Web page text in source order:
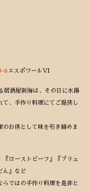
6 エスポワールVI
居酒屋新海は、その日に水揚
、手作り料理にてご提供し
お供として味を引き締めま
『ローストビーフ』『ブリュ
ん』など
ではの手作り料理を是非と